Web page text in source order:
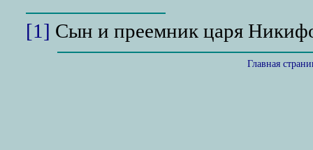
[1] Сын и преемник царя
Главная